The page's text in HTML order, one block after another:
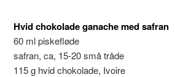
Hvid chokolade ganache med safran
60 ml piskefløde
safran, ca, 15-20 små tråde
115 g hvid chokolade, Ivoire